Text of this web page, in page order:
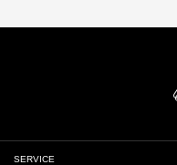
SERVICE